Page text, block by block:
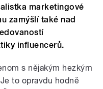
marketingové
zamýšlí také nad
influencerů.
s nějakým hezkým
to opravdu hodně